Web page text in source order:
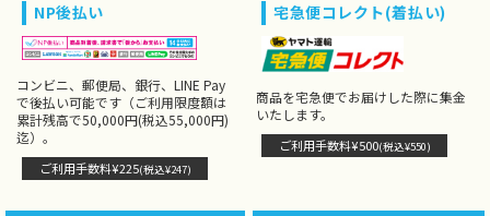
NP後払い
コンビニ、郵便局、銀行、LINE Pay
で後払い可能です（ご利用限度額は
累計残高で50,000円(税込55,000円)
迄）。
ご利用手数料¥225(税込¥247)
宅急便コレクト(着払い)
商品を宅急便でお届けした際に集金
いたします。
ご利用手数料¥500(税込¥550)